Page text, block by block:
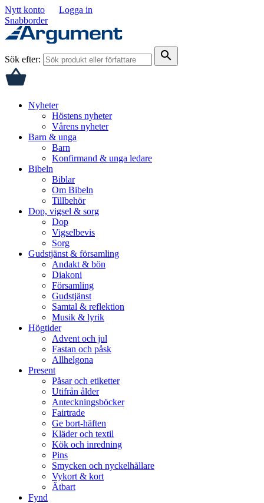
Nytt konto
Logga in
Snabborder
Sök efter: search
Nyheter
Höstens nyheter
Vårens nyheter
Barn & unga
Barn
Konfirmand & unga ledare
Bibeln
Biblar
Om Bibeln
Tillbehör
Dop, vigsel & sorg
Dop
Vigselbevis
Sorg
Gudstjänst & församling
Andakt & bön
Diakoni
Församling
Gudstjänst
Samtal & reflektion
Musik & lyrik
Högtider
Advent och jul
Fastan och påsk
Allhelgona
Present
Påsar och etiketter
Utifrån ålder
Anteckningsböcker
Fairtrade
Ge bort-häften
Kläder och textil
Kök och inredning
Pins
Smycken och nyckelhållare
Vykort & kort
Ätbart
Fynd